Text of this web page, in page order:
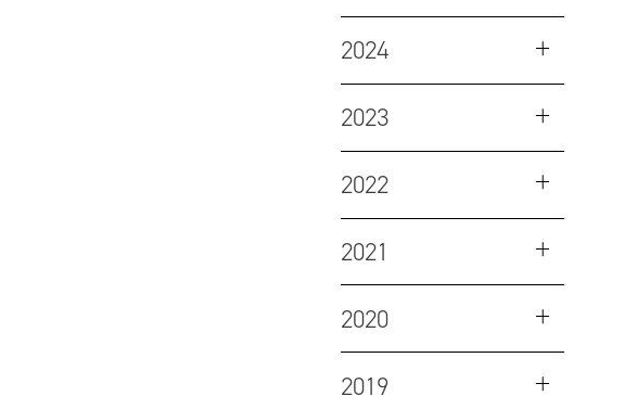
2024
2023
2022
2021
2020
2019